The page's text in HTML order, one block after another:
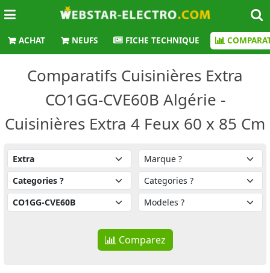
ACHAT NEUFS FICHE TECHNIQUE
Comparatifs Cuisinières Extra
CO1GG-CVE60B Algérie -
Cuisinières Extra 4 Feux 60 x 85 Cm
Comparez